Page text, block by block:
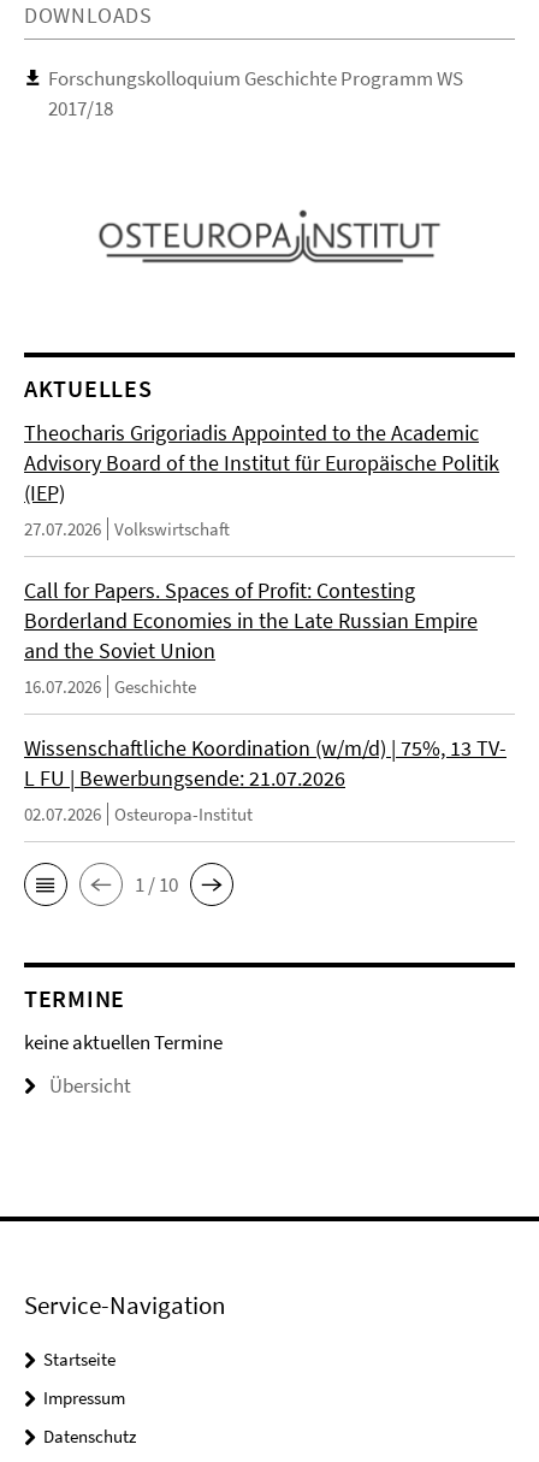
DOWNLOADS
Forschungskolloquium Geschichte Programm WS
2017/18
AKTUELLES
Theocharis Grigoriadis Appointed to the Academic
Advisory Board of the Institut für Europäische Politik
(IEP)
27.07.2026 Volkswirtschaft
Call for Papers. Spaces of Profit: Contesting
Borderland Economies in the Late Russian Empire
and the Soviet Union
16.07.2026 Geschichte
Wissenschaftliche Koordination (w/m/d) | 75%, 13 TV-
L FU | Bewerbungsende: 21.07.2026
02.07.2026 Osteuropa-Institut
1 / 10
TERMINE
keine aktuellen Termine
Übersicht
Service-Navigation
Startseite
Impressum
Datenschutz